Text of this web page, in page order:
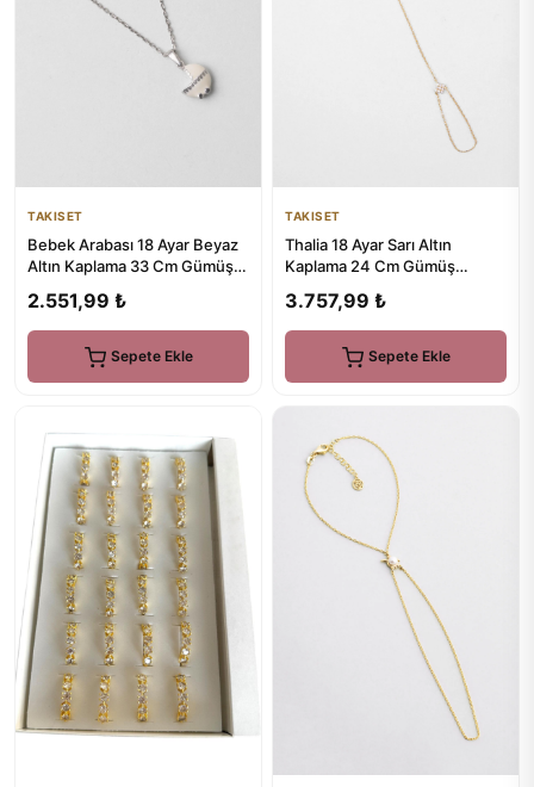
TAKISET
Bebek Arabası 18 Ayar Beyaz
Altın Kaplama 33 Cm Gümüş
2.551,99 ₺
Sepete Ekle
TAKISET
Thalia 18 Ayar Sarı Altın
Kaplama 24 Cm Gümüş
3.757,99 ₺
Sepete Ekle